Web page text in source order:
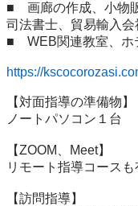
■　画廊の作成、小物
司法書士、貿易輸入会
■　WEB関連教室、ホ
https://
【対面指導の準備物】
ノートパソコン１台
【ZOOM、Meet】
リモート指導コースも
【訪問指導】